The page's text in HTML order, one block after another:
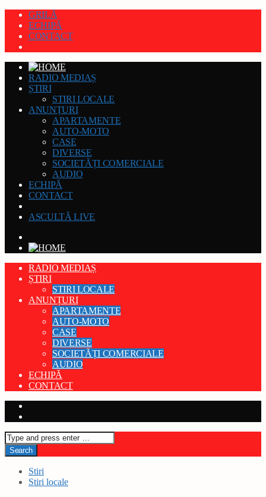
GRILĂ
ECHIPĂ
CONTACT
RADIO MEDIAȘ
ȘTIRI
STIRI LOCALE
ANUNȚURI
APARTAMENTE
AUTO-MOTO
CASE
DIVERSE
SOCIETĂȚI COMERCIALE
AUDIO
ECHIPĂ
CONTACT
ASCULTĂ LIVE
RADIO MEDIAȘ
ȘTIRI
STIRI LOCALE
ANUNȚURI
APARTAMENTE
AUTO-MOTO
CASE
DIVERSE
SOCIETĂȚI COMERCIALE
AUDIO
ECHIPĂ
CONTACT
Stiri
Stiri locale